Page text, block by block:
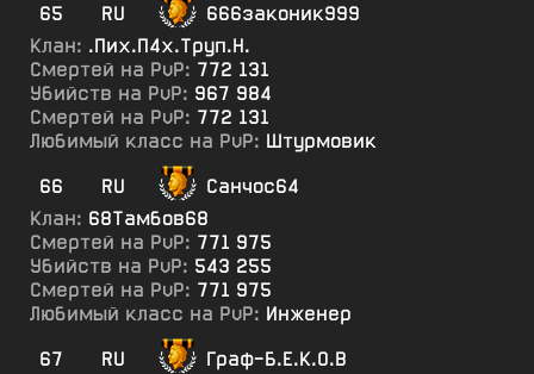
65
RU
666законик999
Клан: .Пих.П4х.Труп.Н.
Смертей на PvP: 772 131
Убийств на PvP: 967 984
Смертей на PvP: 772 131
Любимый класс на PvP: Штурмовик
66
RU
Санчос64
Клан: 68Тамбов68
Смертей на PvP: 771 975
Убийств на PvP: 543 255
Смертей на PvP: 771 975
Любимый класс на PvP: Инженер
67
RU
Граф-Б.Е.К.О.В